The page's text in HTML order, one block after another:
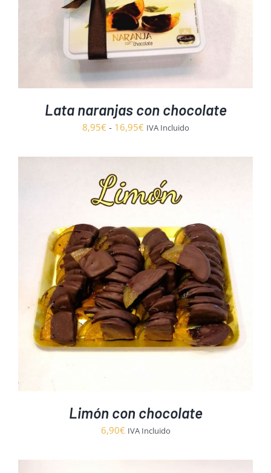
Lata naranjas con chocolate
8,95€ - 16,95€Rango
precios:
8,95€
hasta
16,95€
IVA Incluido
Limón con chocolate
6,90€ IVA Incluido